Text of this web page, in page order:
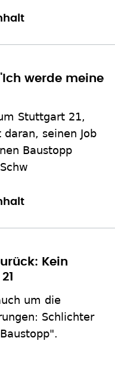
werde meine
Stuttgart 21,
seinen Job
Baustopp
Kein
um die
Schlichter